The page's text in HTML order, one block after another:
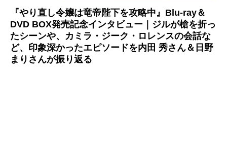
『やり直し令嬢は竜帝陛下を攻略中』Blu-ray＆
DVD BOX発売記念インタビュー｜ジルが槍を折っ
たシーンや、カミラ・ジーク・ロレンスの会話な
ど、印象深かったエピソードを内田 秀さん＆日野
まりさんが振り返る